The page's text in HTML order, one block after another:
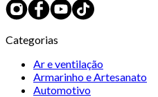
Categorias
Ar e ventilação
Armarinho e Artesanato
Automotivo